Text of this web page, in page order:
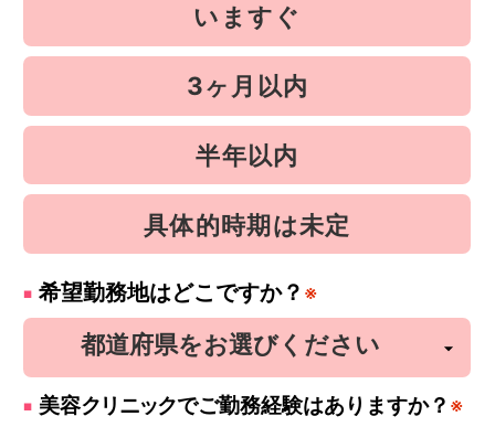
いますぐ
3ヶ月以内
半年以内
具体的時期は未定
希望勤務地はどこですか？ ※
美容クリニックでご勤務経験はありますか？ ※